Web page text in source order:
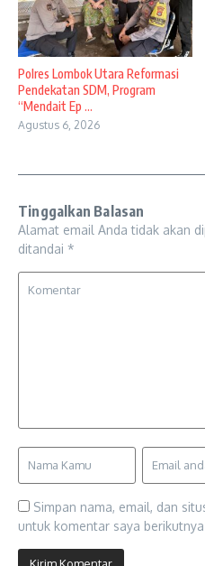
Polres Lombok Utara Reformasi
Pendekatan SDM, Program
“Mendait Ep ...
Agustus 6, 2026
Tinggalkan Balasan
Alamat email Anda tidak akan
ditandai *
Simpan nama, email, dan
untuk komentar saya